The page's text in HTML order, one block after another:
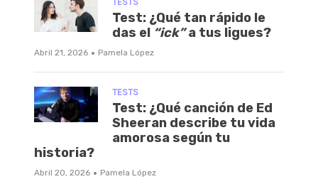
Test: ¿Qué tan rápido le
das el “ick”a tus ligues?
Abril 21, 2026 · Pamela López
TESTS
Test: ¿Qué canción de Ed
Sheeran describe tu vida
amorosa según tu
historia?
Abril 20, 2026 · Pamela López